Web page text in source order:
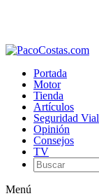
Portada
Motor
Tienda
Artículos
Seguridad Vial
Opinión
Consejos
TV
Menú